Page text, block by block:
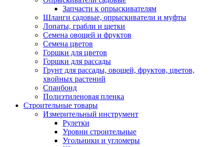
Запчасти к опрыскивателям
Шланги садовые, опрыскиватели и муфты
Лопаты, грабли и щетки
Семена овощей и фруктов
Семена цветов
Горшки для цветов
Горшки для рассады
Грунт для рассады, овощей, фруктов, цветов,
хвойных растений
Спанбонд
Полиэтиленовая пленка
Строительные товары
Измерительный инструмент
Рулетки
Уровни строительные
Угольники и угломеры